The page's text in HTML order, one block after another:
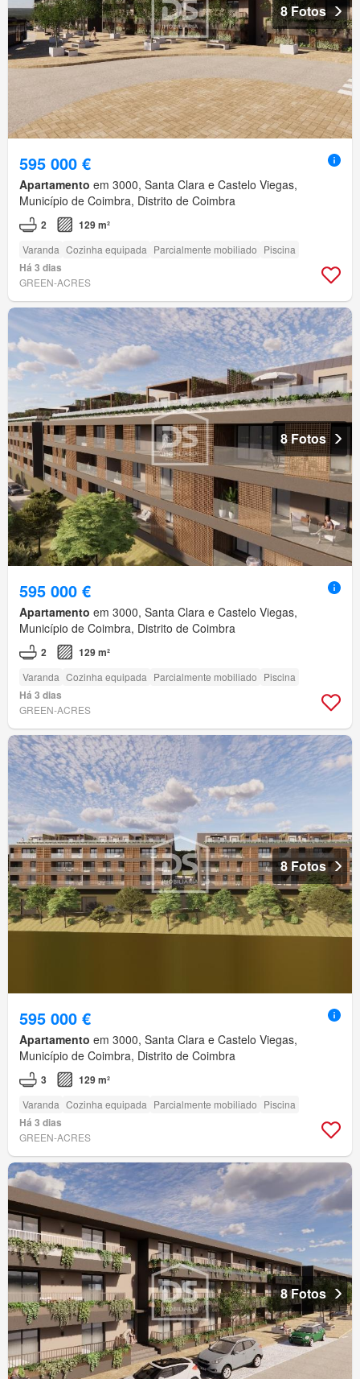
8 Fotos
595 000 €
Apartamento em 3000, Santa Clara e Castelo Viegas,
Município de Coimbra, Distrito de Coimbra
2 129 m²
Varanda Cozinha equipada Parcialmente mobiliado Piscina
Há 3 dias
GREEN-ACRES
8 Fotos
595 000 €
Apartamento em 3000, Santa Clara e Castelo Viegas,
Município de Coimbra, Distrito de Coimbra
2 129 m²
Varanda Cozinha equipada Parcialmente mobiliado Piscina
Há 3 dias
GREEN-ACRES
8 Fotos
595 000 €
Apartamento em 3000, Santa Clara e Castelo Viegas,
Município de Coimbra, Distrito de Coimbra
3 129 m²
Varanda Cozinha equipada Parcialmente mobiliado Piscina
Há 3 dias
GREEN-ACRES
8 Fotos